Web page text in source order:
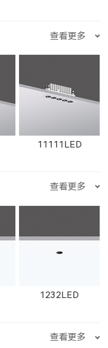
1761LED
W1762LED
查看更多
11111LED
W11111LED
查看更多
1232LED
查看更多